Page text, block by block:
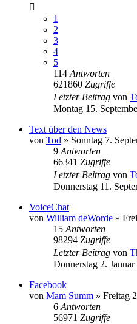
1
2
3
4
5
114 Antworten
621860 Zugriffe
Letzter Beitrag von
Montag 15.
Text über den News
von Tod » Sonntag 7.
9 Antworten
66341 Zugriffe
Letzter Beitrag von
Donnerstag 11.
VoiceChat
von William deWorde »
15 Antworten
98294 Zugriffe
Letzter Beitrag von
Donnerstag 2.
Facebook
von Mam Summ » Freitag
6 Antworten
56971 Zugriffe